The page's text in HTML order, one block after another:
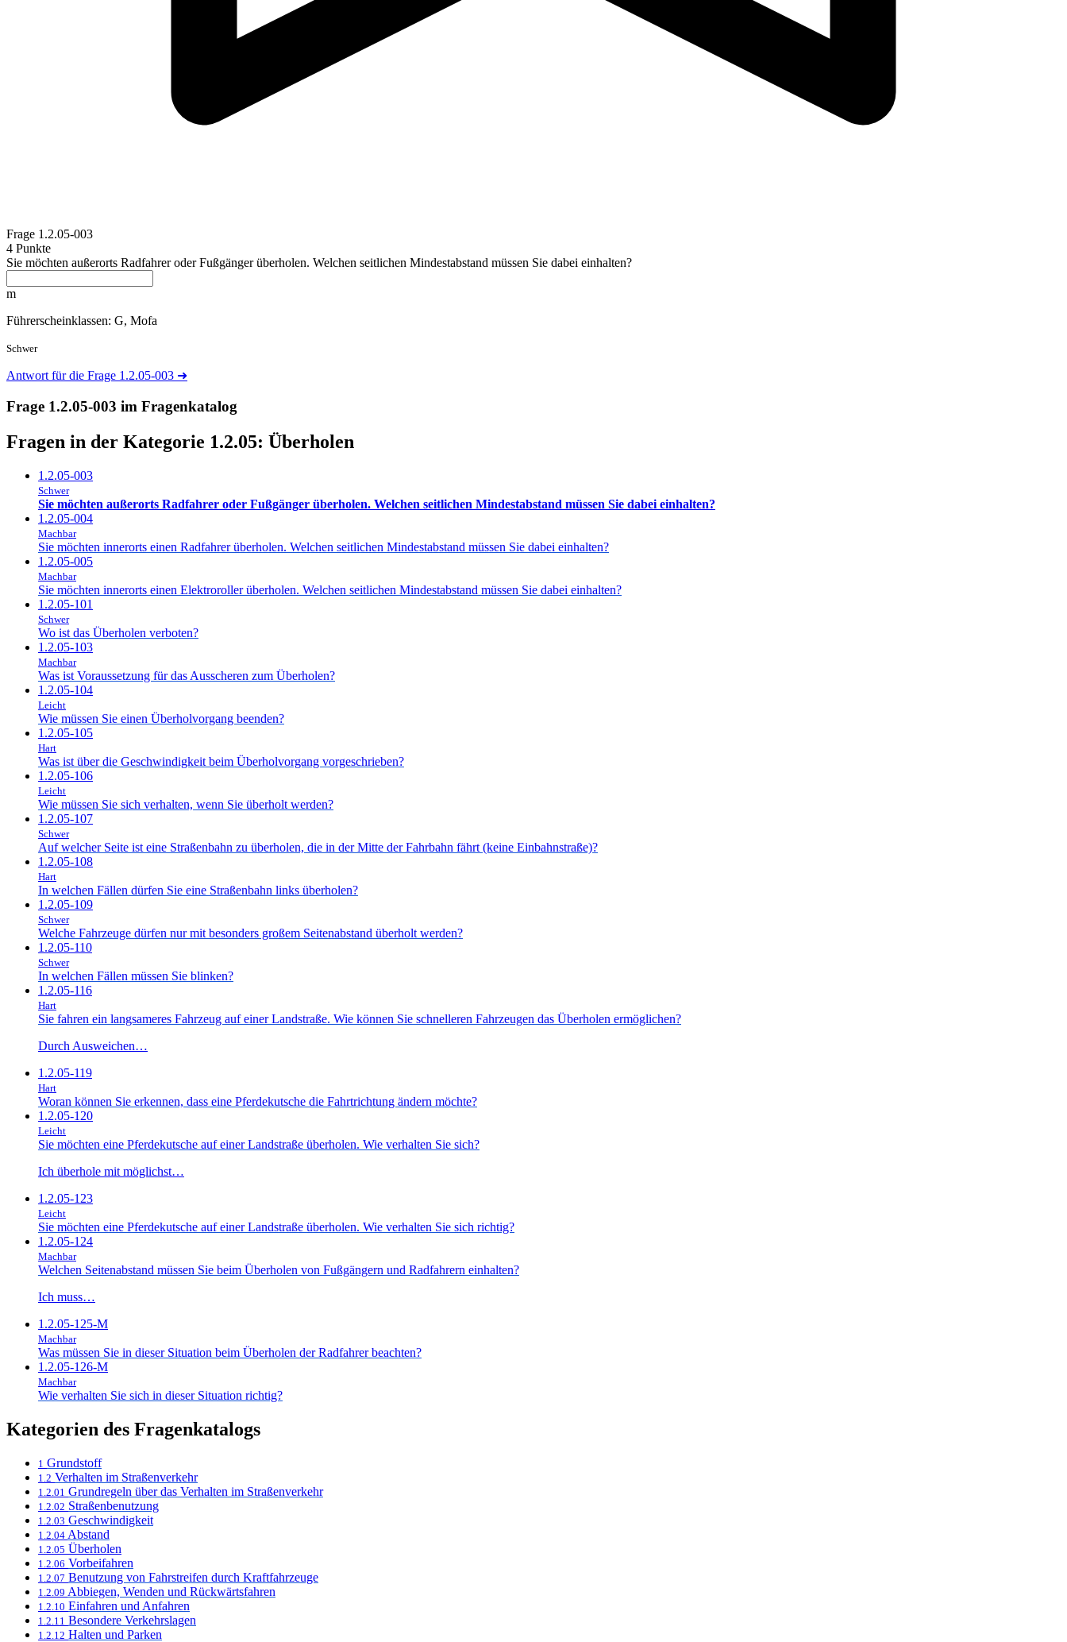
Frage 1.2.05-003
4 Punkte
Sie möchten außerorts Radfahrer oder Fußgänger überholen. Welchen seitlichen Mindestabstand müssen Sie dabei einhalten?
m
Führerscheinklassen: G, Mofa
Schwer
Antwort für die Frage 1.2.05-003 ➜
Frage 1.2.05-003 im Fragenkatalog
Fragen in der Kategorie 1.2.05: Überholen
1.2.05-003
Schwer
Sie möchten außerorts Radfahrer oder Fußgänger überholen. Welchen seitlichen Mindestabstand müssen Sie dabei einhalten?
1.2.05-004
Machbar
Sie möchten innerorts einen Radfahrer überholen. Welchen seitlichen Mindestabstand müssen Sie dabei einhalten?
1.2.05-005
Machbar
Sie möchten innerorts einen Elektroroller überholen. Welchen seitlichen Mindestabstand müssen Sie dabei einhalten?
1.2.05-101
Schwer
Wo ist das Überholen verboten?
1.2.05-103
Machbar
Was ist Voraussetzung für das Ausscheren zum Überholen?
1.2.05-104
Leicht
Wie müssen Sie einen Überholvorgang beenden?
1.2.05-105
Hart
Was ist über die Geschwindigkeit beim Überholvorgang vorgeschrieben?
1.2.05-106
Leicht
Wie müssen Sie sich verhalten, wenn Sie überholt werden?
1.2.05-107
Schwer
Auf welcher Seite ist eine Straßenbahn zu überholen, die in der Mitte der Fahrbahn fährt (keine Einbahnstraße)?
1.2.05-108
Hart
In welchen Fällen dürfen Sie eine Straßenbahn links überholen?
1.2.05-109
Schwer
Welche Fahrzeuge dürfen nur mit besonders großem Seitenabstand überholt werden?
1.2.05-110
Schwer
In welchen Fällen müssen Sie blinken?
1.2.05-116
Hart
Sie fahren ein langsameres Fahrzeug auf einer Landstraße. Wie können Sie schnelleren Fahrzeugen das Überholen ermöglichen?
Durch Ausweichen…
1.2.05-119
Hart
Woran können Sie erkennen, dass eine Pferdekutsche die Fahrtrichtung ändern möchte?
1.2.05-120
Leicht
Sie möchten eine Pferdekutsche auf einer Landstraße überholen. Wie verhalten Sie sich?
Ich überhole mit möglichst…
1.2.05-123
Leicht
Sie möchten eine Pferdekutsche auf einer Landstraße überholen. Wie verhalten Sie sich richtig?
1.2.05-124
Machbar
Welchen Seitenabstand müssen Sie beim Überholen von Fußgängern und Radfahrern einhalten?
Ich muss…
1.2.05-125-M
Machbar
Was müssen Sie in dieser Situation beim Überholen der Radfahrer beachten?
1.2.05-126-M
Machbar
Wie verhalten Sie sich in dieser Situation richtig?
Kategorien des Fragenkatalogs
1 Grundstoff
1.2 Verhalten im Straßenverkehr
1.2.01 Grundregeln über das Verhalten im Straßenverkehr
1.2.02 Straßenbenutzung
1.2.03 Geschwindigkeit
1.2.04 Abstand
1.2.05 Überholen
1.2.06 Vorbeifahren
1.2.07 Benutzung von Fahrstreifen durch Kraftfahrzeuge
1.2.09 Abbiegen, Wenden und Rückwärtsfahren
1.2.10 Einfahren und Anfahren
1.2.11 Besondere Verkehrslagen
1.2.12 Halten und Parken